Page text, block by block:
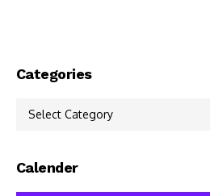
Categories
Categories
Calender